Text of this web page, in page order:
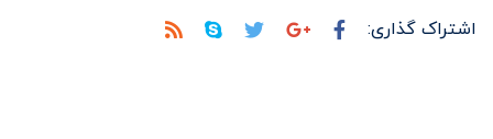
اشتراک گذاری: